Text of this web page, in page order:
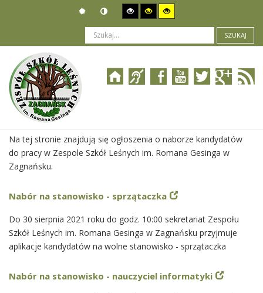
SZUKAJ
Jesteś tutaj: Ogłoszenia
Na tej stronie znajdują się ogłoszenia o naborze kandydatów
do pracy w Zespole Szkół Leśnych im. Romana Gesinga w
Zagnańsku.
Nabór na stanowisko - sprzątaczka
Do 30 sierpnia 2021 roku do godz. 10:00 sekretariat Zespołu
Szkół Leśnych im. Romana Gesinga w Zagnańsku przyjmuje
aplikacje kandydatów na wolne stanowisko - sprzątaczka
Nabór na stanowisko - nauczyciel informatyki